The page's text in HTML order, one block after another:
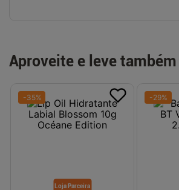
Aproveite e leve também
Loja Parceira
-35% -29%